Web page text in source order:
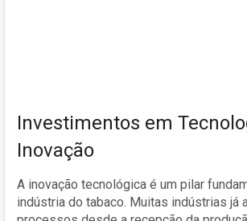
Investimentos em
Inovação
A inovação tecnológica é um pilar
indústria do tabaco. Muitas indústrias já